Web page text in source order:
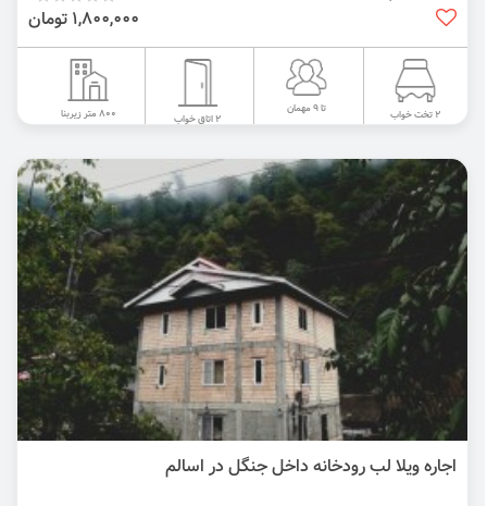
1,800,000 تومان
2 تخت خواب تا 9 مهمان
2 اتاق خواب 800 متر زیربنا
اجاره ویلا لب رودخانه داخل جنگل در اسالم